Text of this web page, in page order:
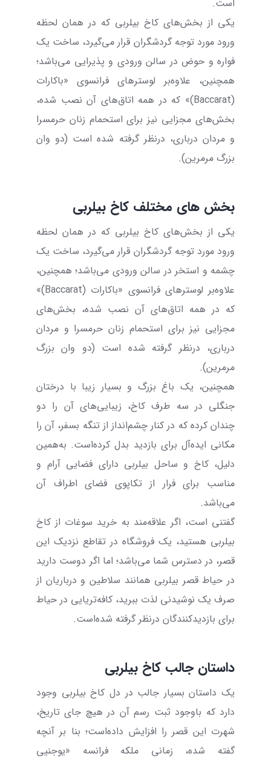
است.
یکی از بخش‌های کاخ بیلربی که در همان لحظه
ورود مورد توجه گردشگران قرار می‌گیرد، ساخت یک
فواره و حوض در سالن ورودی و پذیرایی می‌باشد؛
همچنین، علاوه‌بر لوسترهای فرانسوی «باکارات
(
Baccarat)» که در همه اتاق‌های آن نصب شده،
بخش‌های مجزایی نیز برای استحمام زنان حرمسرا
و مردان درباری، درنظر گرفته شده است (دو وان
بزرگ مرمرین).
بخش‌ های مختلف کاخ بیلربی
یکی از بخش‌های کاخ بیلربی که در همان لحظه
ورود مورد توجه گردشگران قرار می‌گیرد، ساخت یک
چشمه و استخر در سالن ورودی می‌باشد؛ همچنین،
علاوه‌بر لوسترهای فرانسوی «باکارات (Baccarat
)»
که در همه اتاق‌های آن نصب شده، بخش‌های
مجزایی نیز برای استحمام زنان حرمسرا و مردان
درباری، درنظر گرفته شده است (دو وان بزرگ
مرمرین).
همچنین، یک باغ بزرگ و بسیار زیبا با درختان
جنگلی در سه طرف کاخ، زیبایی‌های آن را دو
چندان کرده که در کنار چشم‌انداز از تنگه بسفر، آن را
مکانی ایده‌آل برای بازدید بدل کرده‌است. به‌همین
دلیل، کاخ و ساحل بیلربی دارای فضایی آرام و
مناسب برای فرار از تکاپوی فضای اطراف آن
می‌باشد.
گفتنی است، اگر علاقه‌مند به خرید سوغات از کاخ
بیلربی هستید، یک فروشگاه در تقاطع نزدیک این
قصر، در دسترس شما می‌باشد؛ اما اگر دوست دارید
در حیاط قصر بیلربی همانند سلاطین و درباریان از
صرف یک نوشیدنی لذت ببرید، کافه‌تریایی در حیاط
برای بازدیدکنندگان درنظر گرفته شده‌است.
داستان جالب کاخ بیلربی
یک داستان بسیار جالب در دل کاخ بیلربی وجود
دارد که باوجود ثبت رسم آن در هیچ جای تاریخ،
شهرت این قصر را افزایش داده‌است؛ بنا بر آنچه
گفته شده، زمانی ملکه فرانسه «یوجنیی